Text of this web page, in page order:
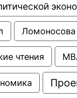
Ломоносова
чтения